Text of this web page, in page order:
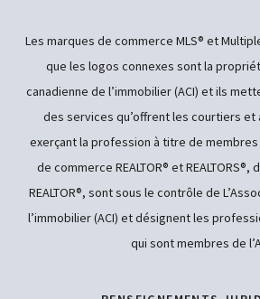
Les marques de commerce MLS® et
que les logos connexes sont la
canadienne de l’immobilier (ACI) et ils
des services qu’offrent les courtiers et
exerçant la profession à titre de membres
de commerce REALTOR® et
REALTOR®, sont sous le contrôle de
l’immobilier (ACI) et désignent les
qui sont membres de